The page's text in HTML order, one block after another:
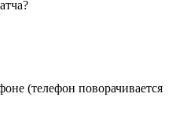
(телефон поворачивается